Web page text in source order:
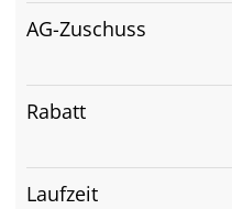
AG-Zuschuss
Rabatt
Laufzeit